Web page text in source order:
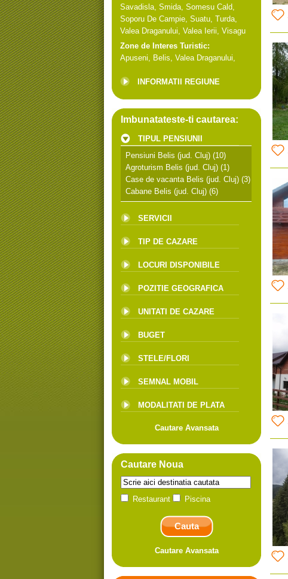
Savadisla, Smida, Somesu Cald,
Soporu De Campie, Suatu, Turda,
Valea Draganului, Valea Ierii, Visagu
Zone de Interes Turistic:
Apuseni, Belis, Valea Draganului,
INFORMATII REGIUNE
Imbunatateste-ti cautarea:
TIPUL PENSIUNII
Pensiuni Belis (jud. Cluj) (10)
Agroturism Belis (jud. Cluj) (1)
Case de vacanta Belis (jud. Cluj) (3)
Cabane Belis (jud. Cluj) (6)
SERVICII
TIP DE CAZARE
LOCURI DISPONIBILE
POZITIE GEOGRAFICA
UNITATI DE CAZARE
BUGET
STELE/FLORI
SEMNAL MOBIL
MODALITATI DE PLATA
Cautare Avansata
Cautare Noua
Restaurant Piscina
Cautare Avansata